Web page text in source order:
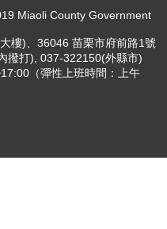
Miaoli County Government
樓)、36046 苗栗市府前路1號
撥打), 037-322150(外縣市)
（彈性上班時間：上午